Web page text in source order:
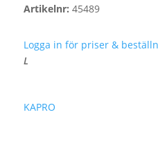
Artikelnr: 45489
Logga in för priser &
L
KAPRO